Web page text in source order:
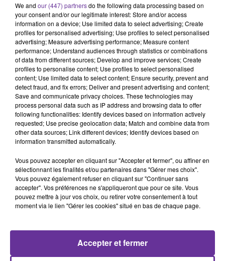
LA PLAYLIST
12h07
12h07
WAEL JASSAR - AMAL
12h02
12h02
DIANA HADAD GEORGES WASSOUF
We and our (447) partnersdo the following data processing based on
your consent and/or our legitimate interest: Store and/or access
information on a device; Use limited data to select advertising; Create
profiles for personalised advertising; Use profiles to select personalised
advertising; Measure advertising performance; Measure content
performance; Understand audiences through statistics or combinations
of data from different sources; Develop and improve services; Create
profiles to personalise content; Use profiles to select personalised
content; Use limited data to select content; Ensure security, prevent and
detect fraud, and fix errors; Deliver and present advertising and content;
Save and communicate privacy choices. These technologies may
process personal data such as IP address and browsing data to offer
following functionalities: Identify devices based on information actively
requested; Use precise geolocation data; Match and combine data from
other data sources; Link different devices; Identify devices based on
information transmitted automatically.
Vous pouvez accepter en cliquant sur "Accepter et fermer", ou affiner en
sélectionnant les finalités et/ou partenaires dans "Gérer mes choix".
Vous pouvez également refuser en cliquant sur "Continuer sans
accepter". Vos préférences ne s'appliqueront que pour ce site. Vous
pouvez mettre à jour vos choix, ou retirer votre consentement à tout
moment via le lien "Gérer les cookies" situé en bas de chaque page.
Accepter et fermer